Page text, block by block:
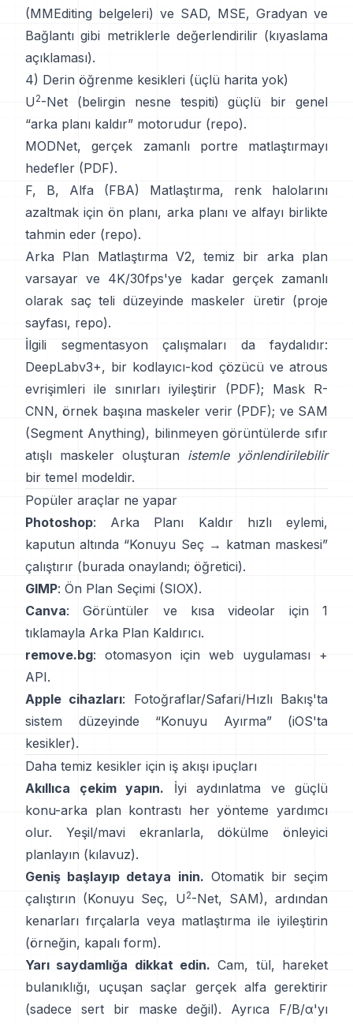
(MMEditing belgeleri) ve SAD, MSE, Gradyan ve
Bağlantı gibi metriklerle değerlendirilir (kıyaslama
açıklaması).
4) Derin öğrenme kesikleri (üçlü harita yok)
U2-Net (belirgin nesne tespiti) güçlü bir genel
“arka planı kaldır” motorudur (repo).
MODNet, gerçek zamanlı portre matlaştırmayı
hedefler (PDF).
F, B, Alfa (FBA) Matlaştırma, renk halolarını
azaltmak için ön planı, arka planı ve alfayı birlikte
tahmin eder (repo).
Arka Plan Matlaştırma V2, temiz bir arka plan
varsayar ve 4K/30fps'ye kadar gerçek zamanlı
olarak saç teli düzeyinde maskeler üretir (proje
sayfası, repo).
İlgili segmentasyon çalışmaları da faydalıdır:
DeepLabv3+, bir kodlayıcı-kod çözücü ve atrous
evrişimleri ile sınırları iyileştirir (PDF);
Mask R-
CNN, örnek başına maskeler verir (PDF); ve SAM
(Segment Anything), bilinmeyen görüntülerde sıfır
atışlı maskeler oluşturan istemle yönlendirilebilir
bir temel modeldir.
Popüler araçlar ne yapar
Photoshop: Arka Planı Kaldırhızlı eylemi,
kaputun altında “Konuyu Seç → katman maskesi”
çalıştırır (burada onaylandı; öğretici).
GIMP: Ön Plan Seçimi (SIOX).
Canva: Görüntüler ve kısa videolar için 1
tıklamayla Arka Plan Kaldırıcı.
remove.bg: otomasyon için web uygulaması +
API.
Apple cihazları: Fotoğraflar/Safari/Hızlı Bakış'ta
sistem düzeyinde “Konuyu Ayırma” (iOS'ta
kesikler).
Daha temiz kesikler için iş akışı ipuçları
Akıllıca çekim yapın. İyi aydınlatma ve güçlü
konu-arka plan kontrastı her yönteme yardımcı
olur. Yeşil/mavi ekranlarla,
dökülme önleyici
planlayın (kılavuz).
Geniş başlayıp detaya inin. Otomatik bir seçim
çalıştırın (Konuyu Seç, U 2-Net, SAM), ardından
kenarları fırçalarla veya matlaştırma ile iyileştirin
(örneğin, kapalı form).
Yarı saydamlığa dikkat edin. Cam, tül, hareket
bulanıklığı, uçuşan saçlar gerçek alfa gerektirir
(sadece sert bir maske değil). Ayrıca
F/B/α'yı